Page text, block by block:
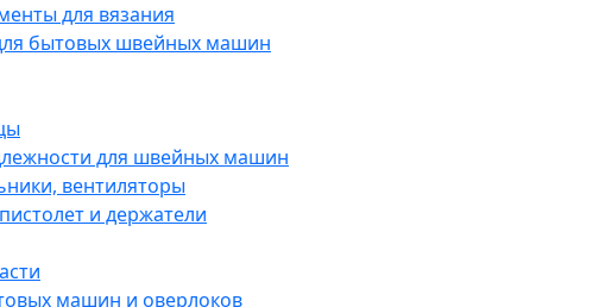
для вязания
бытовых швейных машин
для швейных машин
вентиляторы
и держатели
машин и оверлоков